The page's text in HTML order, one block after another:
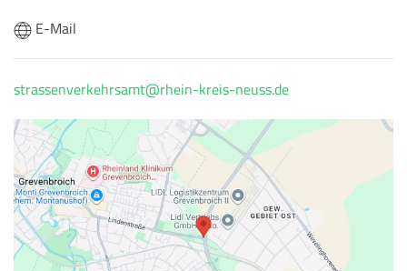
E-Mail
strassenverkehrsamt@rhein-kreis-neuss.de